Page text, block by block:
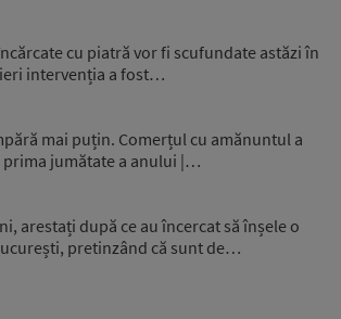
cu piatră vor fi scufundate astăzi în
intervenția a fost…
mai puțin. Comerțul cu amănuntul a
prima jumătate a anului |…
arestați după ce au încercat să înșele o
pretinzând că sunt de…